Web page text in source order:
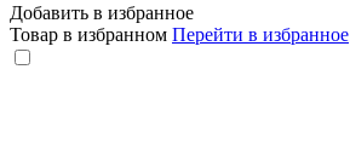
Добавить в избранное
Товар в избранном Перейти в избранное